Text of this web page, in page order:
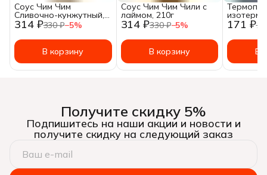
314 ₽330 ₽−5%
Соус Чим Чим
Сливочно-кунжутный,
180г
В корзину
314 ₽330 ₽−5%
Соус Чим Чим Чили с
лаймом, 210г
В корзину
171 ₽
В
Получите скидку 5%
Подпишитесь на наши акции и новости и
получите скидку на следующий заказ